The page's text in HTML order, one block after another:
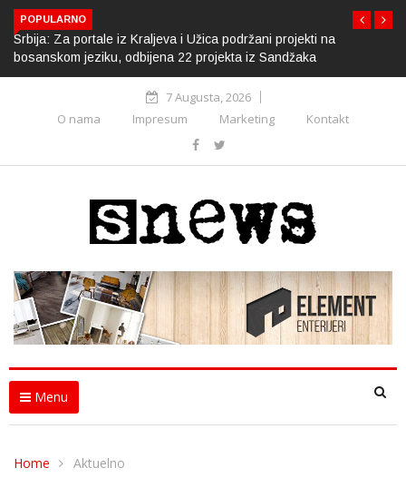
POPULARNO
Srbija: Za portale iz Kraljeva i Užica podržani projekti na
bosanskom jeziku, odbijena 22 projekta iz Sandžaka
7 Augusta, 2026
O nama
Impresum Marketing Kontakt
Menu
Home Aktuelno